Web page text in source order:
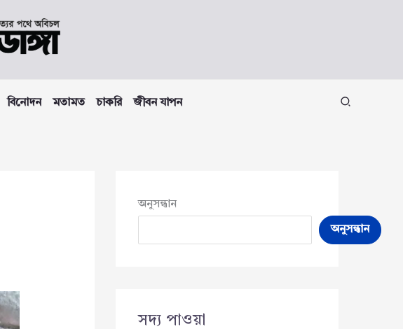
বিনোদন মতামত চাকরি জীবন যাপন
অনুসন্ধান
অনুসন্ধান
সদ্য পাওয়া